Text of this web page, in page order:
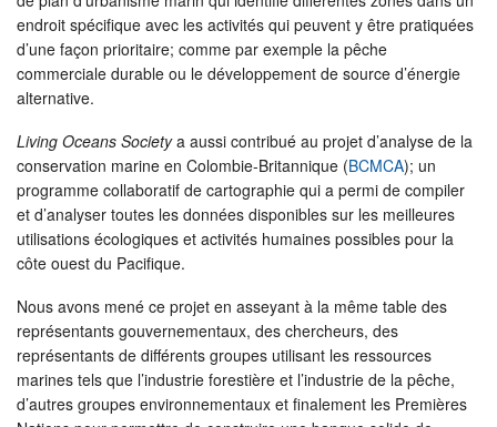
endroit spécifique avec les activités qui peuvent y être pratiquées
d’une façon prioritaire; comme par exemple la pêche
commerciale durable ou le développement de source d’énergie
alternative.
Living Oceans Societya aussi contribué au projet d’analyse de la
conservation marine en Colombie-Britannique (BCMCA); un
programme collaboratif de cartographie qui a permi de compiler
et d’analyser toutes les données disponibles sur les meilleures
utilisations écologiques et activités humaines possibles pour la
côte ouest du Pacifique.
Nous avons mené ce projet en asseyant à la même table des
représentants gouvernementaux, des chercheurs, des
représentants de différents groupes utilisant les ressources
marines tels que l’industrie forestière et l’industrie de la pêche,
d’autres groupes environnementaux et finalement les Premières